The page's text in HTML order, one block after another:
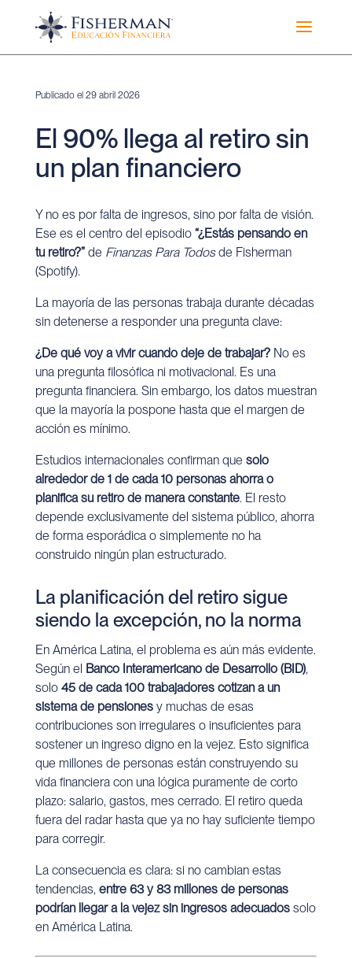
a
Publicado el 29 abril 2026
El 90% llega al retiro sin
un plan financiero
Y no es por falta de ingresos, sino por falta de visión.
Ese es el centro del episodio “¿Estás pensando en
tu retiro?”de Finanzas Para Todosde Fisherman
(Spotify).
La mayoría de las personas trabaja durante décadas
sin detenerse a responder una pregunta clave:
¿De qué voy a vivir cuando deje de trabajar? No es
una pregunta filosófica ni motivacional. Es una
pregunta financiera. Sin embargo, los datos muestran
que la mayoría la pospone hasta que el margen de
acción es mínimo.
Estudios internacionales confirman que solo
alrededor de 1 de cada 10 personas ahorra o
planifica su retiro de manera constante. El resto
depende exclusivamente del sistema público, ahorra
de forma esporádica o simplemente no ha
construido ningún plan estructurado.
La planificación del retiro sigue
siendo la excepción, no la norma
En América Latina, el problema es aún más evidente.
Según el Banco Interamericano de Desarrollo (BID),
solo 45 de cada 100 trabajadores cotizan a un
sistema de pensionesy muchas de esas
contribuciones son irregulares o insuficientes para
sostener un ingreso digno en la vejez. Esto significa
que millones de personas están construyendo su
vida financiera con una lógica puramente de corto
plazo: salario, gastos, mes cerrado. El retiro queda
fuera del radar hasta que ya no hay suficiente tiempo
para corregir.
La consecuencia es clara: si no cambian estas
tendencias, entre 63 y 83 millones de personas
podrían llegar a la vejez sin ingresos adecuadossolo
en América Latina.